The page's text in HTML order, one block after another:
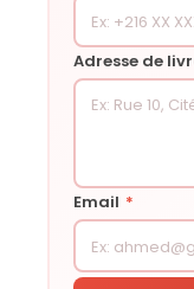
Adresse de
Email *